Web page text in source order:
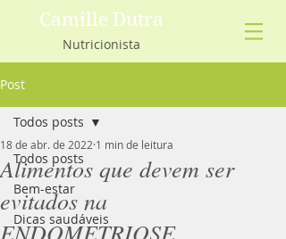
Camille Dutra
Nutricionista
Post
Todos posts
Bem-estar
Dicas saudáveis
Todos posts
Alimentos que devem ser
evitados na
ENDOMETRIOSE
18 de abr. de 2022 1 min de leitura